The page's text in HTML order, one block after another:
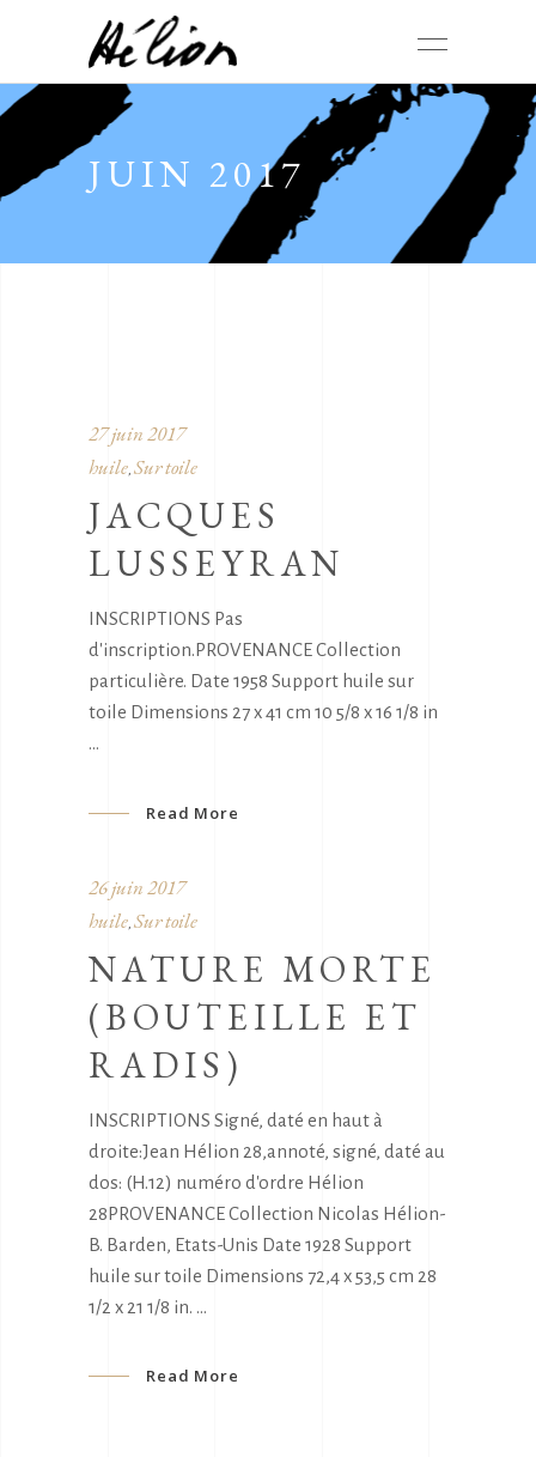
JUIN 2017
27 juin 2017
huile, Sur toile
JACQUES
LUSSEYRAN
INSCRIPTIONS Pas
d'inscription.PROVENANCE Collection
particulière. Date 1958 Support huile sur
toile Dimensions 27 x 41 cm 10 5/8 x 16 1/8 in
Read More
26 juin 2017
huile Sur toile
NATURE MORTE
(BOUTEILLE ET
RADIS)
INSCRIPTIONS Signé, daté en haut à
droite:Jean Hélion 28,annoté, signé, daté au
dos: (H.12) numéro d'ordre Hélion
28PROVENANCE Collection Nicolas Hélion-
B. Barden, Etats-Unis Date 1928 Support
huile sur toile Dimensions 72,4 x 53,5 cm 28
1/2 x 21 1/8 in.
Read More